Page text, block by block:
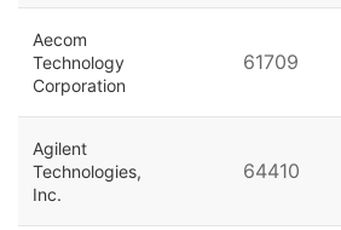
Aecom
Technology
Corporation
61709
Agilent
Technologies,
Inc.
64410